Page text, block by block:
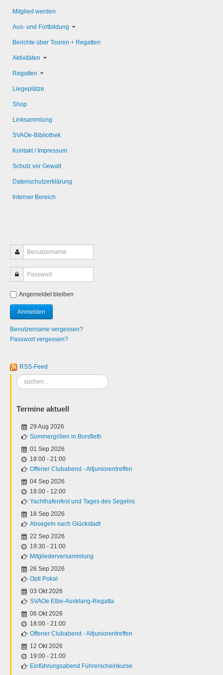
Mitglied werden
Aus- und Fortbildung
Berichte über Touren + Regatten
Aktivitäten
Regatten
Liegeplätze
Shop
Linksammlung
SVAOe-Bibliothek
Kontakt / Impressum
Schutz vor Gewalt
Datenschutzerklärung
Interner Bereich
Angemeldet bleiben
Benutzername vergessen?
Passwort vergessen?
RSS-Feed
Suchen
...
Termine aktuell
29 Aug 2026
Sommergrillen in Borsfleth
01 Sep 2026
18:00 - 21:00
Offener Clubabend - Altjuniorentreffen
04 Sep 2026
18:00 - 12:00
Yachthafenfest und Tages des Segelns
18 Sep 2026
Absegeln nach Glückstadt
22 Sep 2026
19:30 - 21:00
Mitgliederversammlung
26 Sep 2026
Opti Pokal
03 Okt 2026
SVAOe Elbe-Ausklang-Regatta
06 Okt 2026
18:00 - 21:00
Offener Clubabend - Altjuniorentreffen
12 Okt 2026
19:00 - 21:00
Einführungsabend Führerscheinkurse